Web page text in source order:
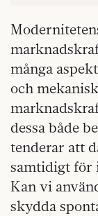
många
och
dessa både
tenderar att
samtidigt för
Kan vi
skydda